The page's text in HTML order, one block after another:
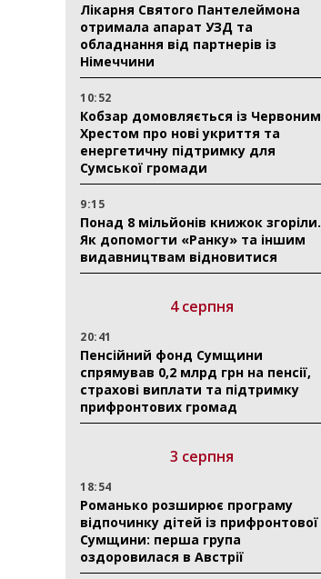
Лікарня Святого Пантелеймона
отримала апарат УЗД та
обладнання від партнерів із
Німеччини
10:52
Кобзар домовляється із Червоним
Хрестом про нові укриття та
енергетичну підтримку для
Сумської громади
9:15
Понад 8 мільйонів книжок згоріли.
Як допомогти «Ранку» та іншим
видавництвам відновитися
4 серпня
20:41
Пенсійний фонд Сумщини
спрямував 0,2 млрд грн на пенсії,
страхові виплати та підтримку
прифронтових громад
3 серпня
18:54
Романько розширює програму
відпочинку дітей із прифронтової
Сумщини: перша група
оздоровилася в Австрії